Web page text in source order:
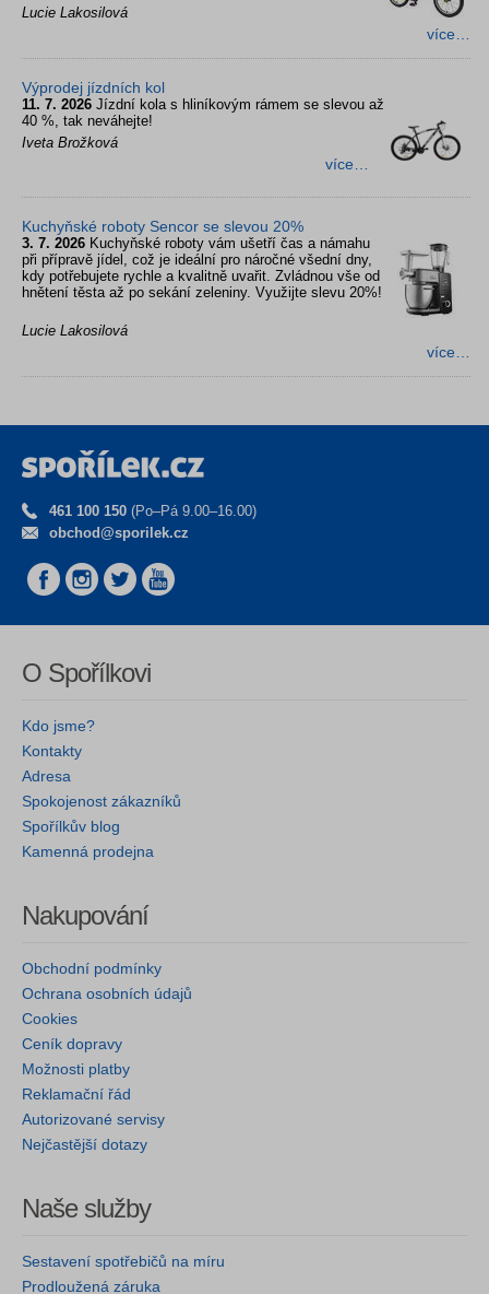
Lucie Lakosilová
více…
Výprodej jízdních kol
11. 7. 2026 Jízdní kola s hliníkovým rámem se slevou až
40 %, tak neváhejte!
Iveta Brožková
více…
Kuchyňské roboty Sencor se slevou 20%
3. 7. 2026 Kuchyňské roboty vám ušetří čas a námahu
při přípravě jídel, což je ideální pro náročné všední dny,
kdy potřebujete rychle a kvalitně uvařit. Zvládnou vše od
hnětení těsta až po sekání zeleniny. Využijte slevu 20%!
Lucie Lakosilová
více…
461 100 150 (Po–Pá 9.00–16.00)
obchod@sporilek.cz
O Spořílkovi
Kdo jsme?
Kontakty
Adresa
Spokojenost zákazníků
Spořílkův blog
Kamenná prodejna
Nakupování
Obchodní podmínky
Ochrana osobních údajů
Cookies
Ceník dopravy
Možnosti platby
Reklamační řád
Autorizované servisy
Nejčastější dotazy
Naše služby
Sestavení spotřebičů na míru
Prodloužená záruka